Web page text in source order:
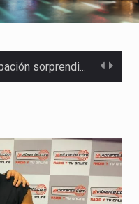
La agrupación sorprendió a los pasajeros de Circular Sur con…
La Red Pro, integrada por 14 organizaciones que trabajan por…
El dúo bogotano presenta una nueva versión de su segundo…